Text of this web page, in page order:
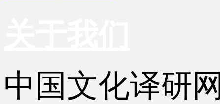
中国文化译研